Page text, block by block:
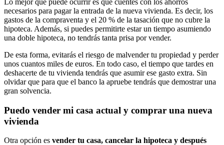
necesarios para pagar la entrada de la nueva vivienda. Es decir, los
gastos de la compraventa y el 20 % de la tasación que no cubre la
hipoteca. Además, si puedes permitirte estar un tiempo asumiendo
una doble hipoteca, no tendrás tanta prisa por vender.
De esta forma, evitarás el riesgo de malvender tu propiedad y perder
unos cuantos miles de euros. En todo caso, el tiempo que tardes en
deshacerte de tu vivienda tendrás que asumir ese gasto extra. Sin
olvidar que para que el banco la apruebe tendrás que demostrar una
gran solvencia.
Puedo vender mi casa actual y comprar una nueva
vivienda
Otra opción es vender tu casa, cancelar la hipoteca y después